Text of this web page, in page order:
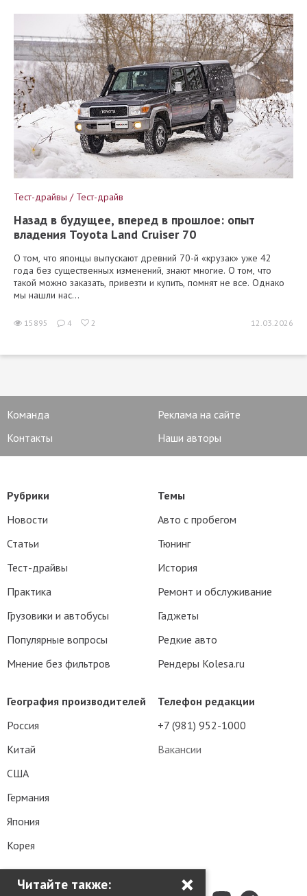
Читайте также: ×
Тест-драйвы / Тест-драйв
Назад в будущее, вперед в прошлое: опыт
владения Toyota Land Cruiser 70
О том, что японцы выпускают древний 70-й «крузак» уже 42
года без существенных изменений, знают многие. О том, что
такой можно заказать, привезти и купить, помнят не все. Однако
мы нашли нас...
15895 4 2 12.03.2026
Команда
Реклама на сайте
Контакты
Наши авторы
Телефон редакции
+7 (981) 952-1000
Вакансии
Рубрики
Новости
Статьи
Тест-драйвы
Практика
Грузовики и автобусы
Популярные вопросы
Мнение без фильтров
Темы
Авто с пробегом
Тюнинг
История
Ремонт и обслуживание
Гаджеты
Редкие авто
Рендеры Kolesa.ru
География производителей
Россия
Китай
США
Германия
Япония
Корея